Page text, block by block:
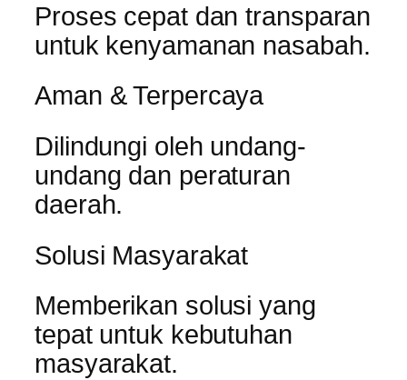
Proses cepat dan transparan
untuk kenyamanan nasabah.
Aman & Terpercaya
Dilindungi oleh undang-
undang dan peraturan
daerah.
Solusi Masyarakat
Memberikan solusi yang
tepat untuk kebutuhan
masyarakat.